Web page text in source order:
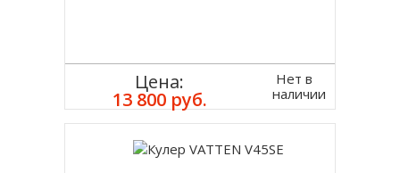
Цена:
13 800 руб.
Нет в
наличии